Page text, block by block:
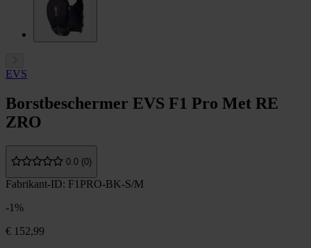
EVS
Borstbeschermer EVS F1 Pro Met RE
ZRO
0.0 (0)
Fabrikant-ID: F1PRO-BK-S/M
-1%
€ 152,99